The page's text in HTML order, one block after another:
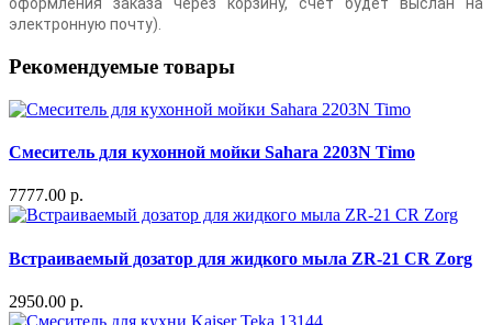
оформления заказа через корзину, счет будет выслан на
электронную почту).
Рекомендуемые товары
Смеситель для кухонной мойки Sahara 2203N Timo
7777.00 р.
Встраиваемый дозатор для жидкого мыла ZR-21 CR Zorg
2950.00 р.